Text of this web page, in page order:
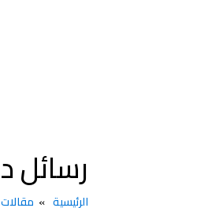
رسائل
الرئيسية مقالات